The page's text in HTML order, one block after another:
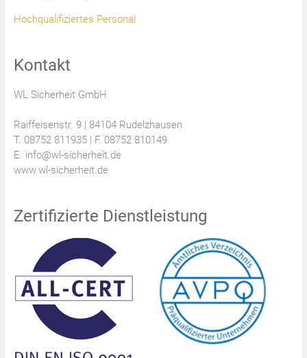
Hochqualifiziertes Personal
Kontakt
WL Sicherheit GmbH
Raiffeisenstr. 9 | 84104 Rudelzhausen
T. 08752 811935 | F. 08752 810149
E. info@wl-sicherheit.de
www.wl-sicherheit.de
Zertifizierte Dienstleistung